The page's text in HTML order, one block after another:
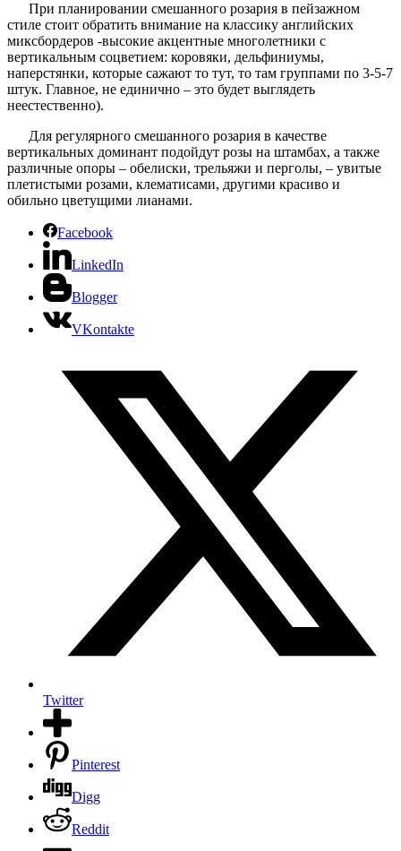
При планировании смешанного розария в пейзажном
стиле стоит обратить внимание на классику английских
миксбордеров -высокие акцентные многолетники с
вертикальным соцветием: коровяки, дельфиниумы,
наперстянки, которые сажают то тут, то там группами по 3-5-7
штук. Главное, не единично – это будет выглядеть
неестественно).
Для регулярного смешанного розария в качестве
вертикальных доминант подойдут розы на штамбах, а также
различные опоры – обелиски, трельяжи и перголы, – увитые
плетистыми розами, клематисами, другими красиво и
обильно цветущими лианами.
Facebook
LinkedIn
Blogger
VKontakte
Twitter
Pinterest
Digg
Reddit